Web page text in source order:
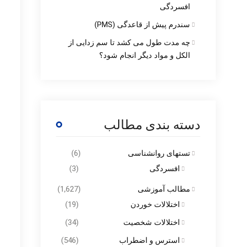
افسردگی
سندرم پیش از قاعدگی (PMS)
چه مدت طول می کشد تا سم زدایی از
الکل و مواد دیگر انجام شود؟
دسته بندی مطالب
تستهای روانشناسی
(6)
افسردگی
(3)
مطالب آموزشی
(1,627)
اختلالات خوردن
(19)
اختلالات شخصیت
(34)
استرس و اضطراب
(546)